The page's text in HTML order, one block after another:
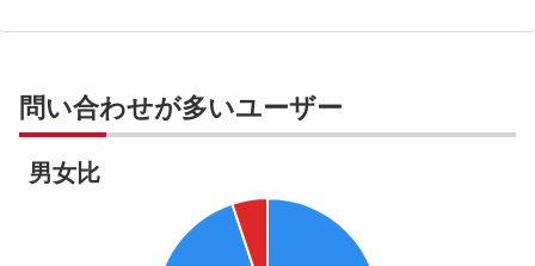
問い合わせが多いユーザー
男女比